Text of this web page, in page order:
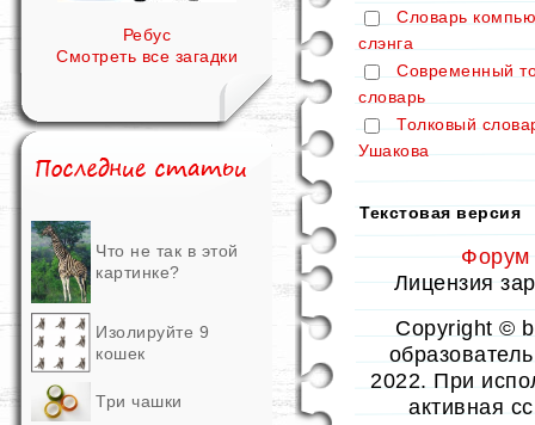
Ребус
Смотреть все загадки
Что не так в этой
картинке?
Изолируйте 9
кошек
Три чашки
Словарь
слэнга
Современный
словарь
Толковый
Ушакова
Текстовая версия
Форум
Лицензия
Copyright ©
2022. При
активная